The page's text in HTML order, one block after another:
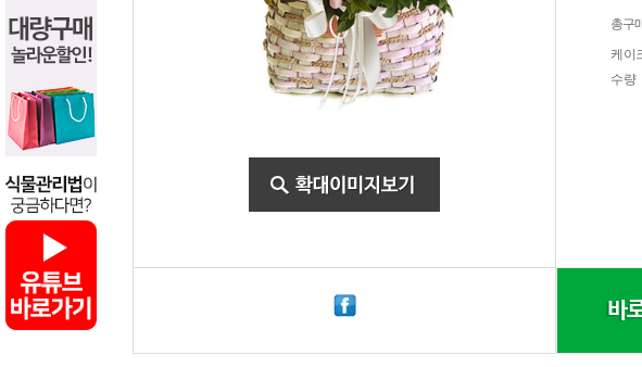
총구
케이
수량